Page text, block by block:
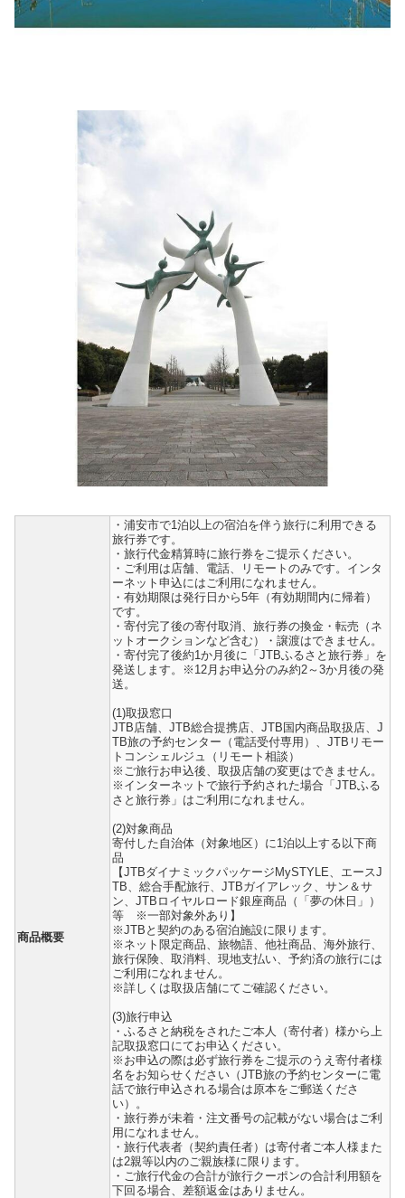
商品概要
・浦安市で1泊以上の宿泊を伴う旅行に利用できる
旅行券です。
・旅行代金精算時に旅行券をご提示ください。
・ご利用は店舗、電話、リモートのみです。インタ
ーネット申込にはご利用になれません。
・有効期限は発行日から5年（有効期間内に帰着）
です。
・寄付完了後の寄付取消、旅行券の換金・転売（ネ
ットオークションなど含む）・譲渡はできません。
・寄付完了後約1か月後に「JTBふるさと旅行券」を
発送します。※12月お申込分のみ約2～3か月後の発
送。
(1)取扱窓口
JTB店舗、JTB総合提携店、JTB国内商品取扱店、J
TB旅の予約センター（電話受付専用）、JTBリモー
トコンシェルジュ（リモート相談）
※ご旅行お申込後、取扱店舗の変更はできません。
※インターネットで旅行予約された場合「JTBふる
さと旅行券」はご利用になれません。
(2)対象商品
寄付した自治体（対象地区）に1泊以上する以下商
品
【JTBダイナミックパッケージMySTYLE、エースJ
TB、総合手配旅行、JTBガイアレック、サン＆サ
ン、JTBロイヤルロード銀座商品（「夢の休日」）
等 ※一部対象外あり】
※JTBと契約のある宿泊施設に限ります。
※ネット限定商品、旅物語、他社商品、海外旅行、
旅行保険、取消料、現地支払い、予約済の旅行には
ご利用になれません。
※詳しくは取扱店舗にてご確認ください。
(3)旅行申込
・ふるさと納税をされたご本人（寄付者）様から上
記取扱窓口にてお申込ください。
※お申込の際は必ず旅行券をご提示のうえ寄付者様
名をお知らせください（JTB旅の予約センターに電
話で旅行申込される場合は原本をご郵送くださ
い）。
・旅行券が未着・注文番号の記載がない場合はご利
用になれません。
・旅行代表者（契約責任者）は寄付者ご本人様また
は2親等以内のご親族様に限ります。
・ご旅行代金の合計が旅行クーポンの合計利用額を
下回る場合、差額返金はありません。